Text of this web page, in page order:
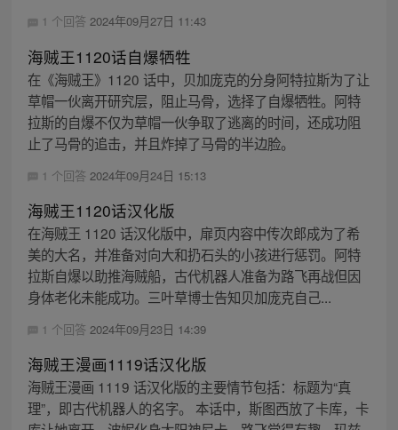
1 个回答 2024年09月27日 11:43
海贼王1120话自爆牺牲
在《海贼王》1120 话中，贝加庞克的分身阿特拉斯为了让
草帽一伙离开研究层，阻止马骨，选择了自爆牺牲。阿特
拉斯的自爆不仅为草帽一伙争取了逃离的时间，还成功阻
止了马骨的追击，并且炸掉了马骨的半边脸。
1 个回答 2024年09月24日 15:13
海贼王1120话汉化版
在海贼王 1120 话汉化版中，扉页内容中传次郎成为了希
美的大名，并准备对向大和扔石头的小孩进行惩罚。阿特
拉斯自爆以助推海贼船，古代机器人准备为路飞再战但因
身体老化未能成功。三叶草博士告知贝加庞克自己...
1 个回答 2024年09月23日 14:39
海贼王漫画1119话汉化版
海贼王漫画 1119 话汉化版的主要情节包括：标题为“真
理”，即古代机器人的名字。 本话中，斯图西放了卡库，卡